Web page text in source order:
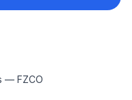
— FZCO